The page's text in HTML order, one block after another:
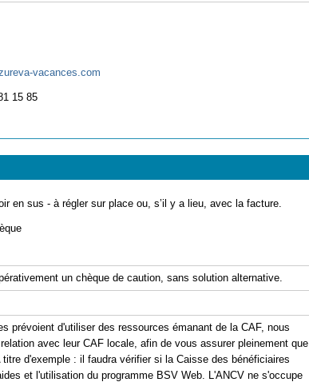
vacances.com
15 85
en sus - à régler sur place ou, s’il y a lieu, avec la facture.
un chèque de caution, sans solution alternative.
prévoient d'utiliser des ressources émanant de la CAF, nous
avec leur CAF locale, afin de vous assurer pleinement que
d'exemple : il faudra vérifier si la Caisse des bénéficiaires
et l'utilisation du programme BSV Web. L'ANCV ne s'occupe